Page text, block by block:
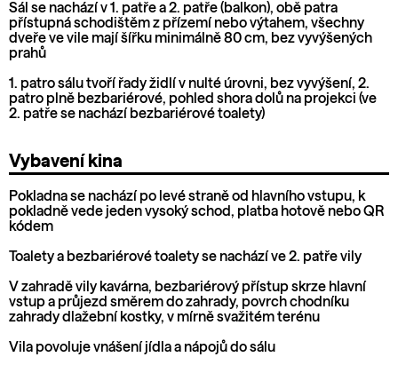
Sál se nachází v 1. patře a 2. patře (balkon), obě patra
přístupná schodištěm z přízemí nebo výtahem, všechny
dveře ve vile mají šířku minimálně 80 cm, bez vyvýšených
prahů
1. patro sálu tvoří řady židlí v nulté úrovni, bez vyvýšení, 2.
patro plně bezbariérové, pohled shora dolů na projekci (ve
2. patře se nachází bezbariérové toalety)
Vybavení kina
Pokladna se nachází po levé straně od hlavního vstupu, k
pokladně vede jeden vysoký schod, platba hotově nebo QR
kódem
Toalety a bezbariérové toalety se nachází ve 2. patře vily
V zahradě vily kavárna, bezbariérový přístup skrze hlavní
vstup a průjezd směrem do zahrady, povrch chodníku
zahrady dlažební kostky, v mírně svažitém terénu
Vila povoluje vnášení jídla a nápojů do sálu